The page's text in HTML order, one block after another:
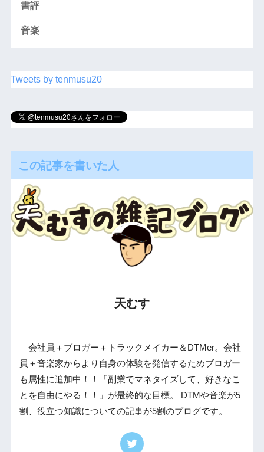
書評
音楽
Tweets by tenmusu20
この記事を書いた人
天むす
会社員＋ブロガー＋トラックメイカー＆DTMer。会社
員＋音楽家からより自身の体験を発信するためブロガー
も属性に追加中！！「副業でマネタイズして、好きなこ
とを自由にやる！！」が最終的な目標。 DTMや音楽が5
割、役立つ知識についての記事が5割のブログです。